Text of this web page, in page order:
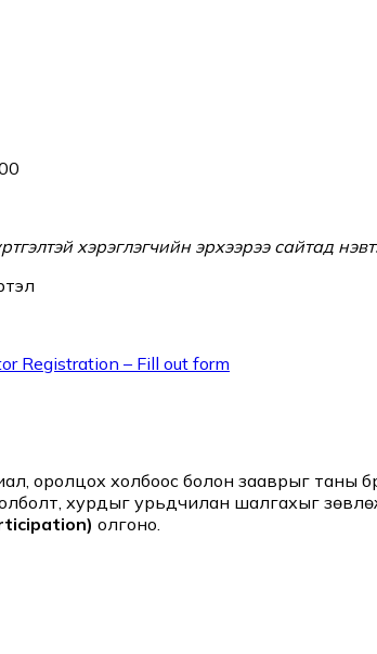
хэрэглэгчийн эрхээрээ сайтад
Registration – Fill out form
холбоос болон зааврыг таны
хурдыг урьдчилан шалгахыг
олгоно.